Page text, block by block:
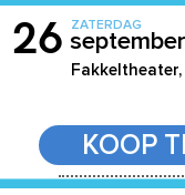
26 ZATERDAG
Fakkeltheater,
KOOP